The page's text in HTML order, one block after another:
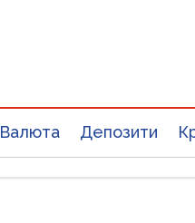
Валюта Депозити